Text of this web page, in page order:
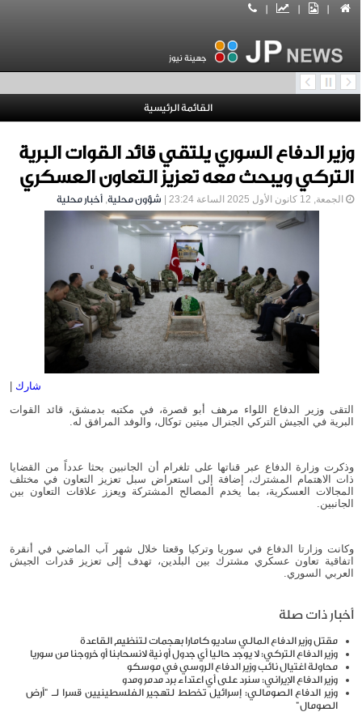
|
|
|
جهينة نيوز
القائمة الرئيسية
وزير الدفاع السوري يلتقي قائد القوات البرية
التركي ويبحث معه تعزيز التعاون العسكري
الجمعة, 12 كانون الأول 2025 الساعة 23:24 | شؤون محلية, أخبار محلية
شارك |
التقى وزير الدفاع اللواء مرهف أبو قصرة، في مكتبه بدمشق، قائد القوات
البرية في الجيش التركي الجنرال ميتين توكال، والوفد المرافق له.
وذكرت وزارة الدفاع عبر قناتها على تلغرام أن الجانبين بحثا عدداً من القضايا
ذات الاهتمام المشترك، إضافة إلى استعراض سبل تعزيز التعاون في مختلف
المجالات العسكرية، بما يخدم المصالح المشتركة ويعزز علاقات التعاون بين
الجانبين.
وكانت وزارتا الدفاع في سوريا وتركيا وقعتا خلال شهر آب الماضي في أنقرة
اتفاقية تعاون عسكري مشترك بين البلدين، تهدف إلى تعزيز قدرات الجيش
العربي السوري.
أخبار ذات صلة
مقتل وزير الدفاع المالي ساديو كامارا بهجمات لتنظيم القاعدة
وزير الدفاع التركي: لا يوجد حاليا أي جدول أو نية لانسحابنا أو خروجنا من سوريا
محاولة اغتيال نائب وزير الدفاع الروسي في موسكو
وزير الدفاع الإيراني: سنرد على أي اعتداء برد مدمر ومدو
وزير الدفاع الصومالي: إسرائيل تخطط لتهجير الفلسطينيين قسرا لـ "أرض
الصومال"